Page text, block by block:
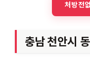
처방전
충남 천안시